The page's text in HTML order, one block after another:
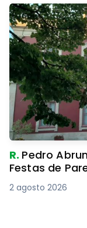
R. Pedro
Festas de
2 agosto 2026